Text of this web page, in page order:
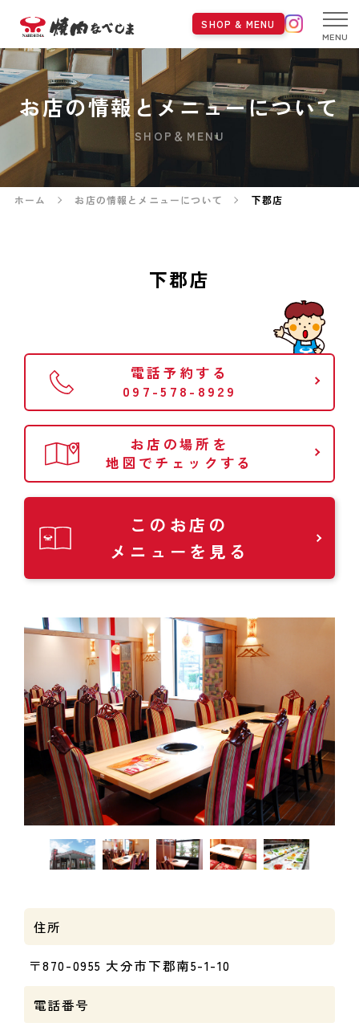
SHOP & MENU
MENU
お店の情報とメニューについて
SHOP＆MENU
ホーム お店の情報とメニューについて 下郡店
下郡店
電話予約する
097-578-8929
お店の場所を
地図でチェックする
このお店の
メニューを見る
住所
〒870-0955 大分市下郡南5-1-10
電話番号